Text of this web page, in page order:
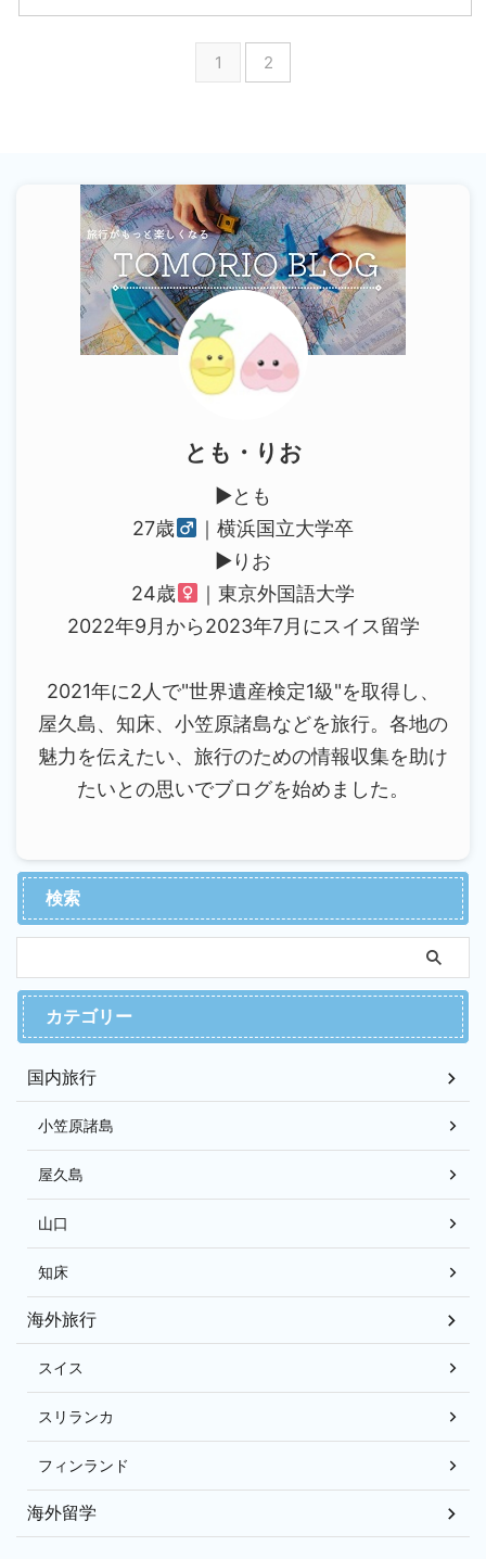
1 2
とも・りお
▶︎とも
27歳
｜横浜国立大学卒
▶︎りお
24歳
｜東京外国語大学
2022年9月から2023年7月にスイス留学
2021年に2人で"世界遺産検定1級"を取得し、
屋久島、知床、小笠原諸島などを旅行。各地の
魅力を伝えたい、旅行のための情報収集を助け
たいとの思いでブログを始めました。
検索
カテゴリー
国内旅行
小笠原諸島
屋久島
山口
知床
海外旅行
スイス
スリランカ
フィンランド
海外留学